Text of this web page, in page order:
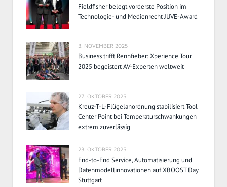
Fieldfisher belegt vorderste Position im
Technologie- und Medienrecht JUVE-Award
3. NOVEMBER 2025
Business trifft Rennfieber: Xperience Tour
2025 begeistert AV-Experten weltweit
27. OKTOBER 2025
Kreuz-T-L-Flügelanordnung stabilisiert Tool
Center Point bei Temperaturschwankungen
extrem zuverlässig
23. OKTOBER 2025
End-to-End Service, Automatisierung und
Datenmodellinnovationen auf XBOOST Day
Stuttgart